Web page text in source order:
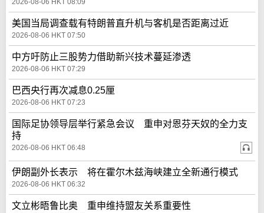
2026-08-06 HKT 08:09
美国当局调查载有特朗普直升机与客机是否距离过近
2026-08-06 HKT 07:50
中方吁防止三股势力借助新兴技术蔓延渗透
2026-08-06 HKT 07:29
巴西央行再次减息0.25厘
2026-08-06 HKT 07:23
国际足协领导层举行紧急会议 重申对恩芬天奴的全力支
持
2026-08-06 HKT 06:48
伊朗副外长表示 将在霍尔木兹海峡建立全新通行模式
2026-08-06 HKT 06:32
文立彬晤鲁比奥 重申维持盟友关系重要性